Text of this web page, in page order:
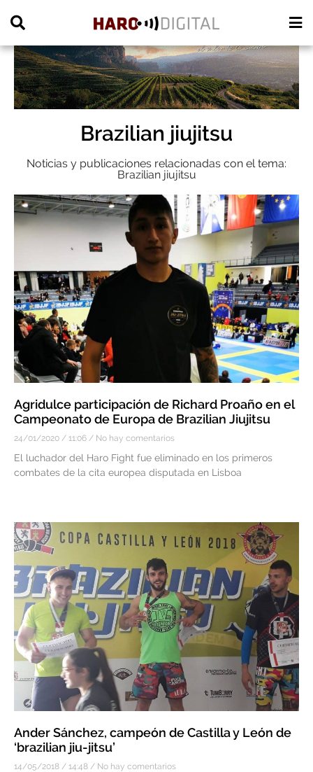
Brazilian jiujitsu
Noticias y publicaciones relacionadas con el tema:
Brazilian jiujitsu
Agridulce participación de Richard Proaño en el
Campeonato de Europa de Brazilian Jiujitsu
24/01/2020 11:06 No hay comentarios
El luchador del Haro Fight fue eliminado en los primeros
combates de la cita europea disputada en Lisboa
Ander Sánchez, campeón de Castilla y León de
‘brazilian jiu-jitsu’
14/05/2018 14:48 No hay comentarios